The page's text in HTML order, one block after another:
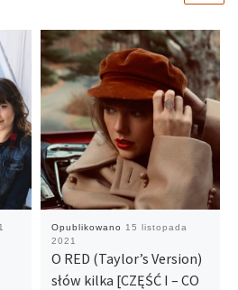
Opublikowano
15 listopada
2021
O RED (Taylor’s Version)
słów kilka [CZĘŚĆ I – CO